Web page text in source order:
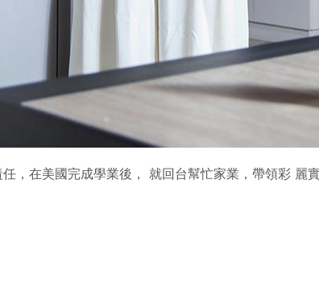
在美國完成學業後， 就回台幫忙家業，帶領彩 麗實